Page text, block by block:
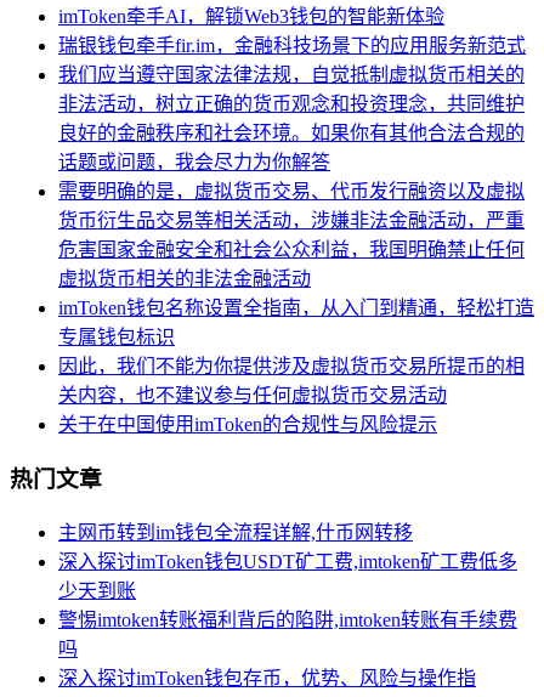
imToken牵手AI，解锁Web3钱包的智能新体验
瑞银钱包牵手fir.im，金融科技场景下的应用服务新范式
我们应当遵守国家法律法规，自觉抵制虚拟货币相关的
非法活动，树立正确的货币观念和投资理念，共同维护
良好的金融秩序和社会环境。如果你有其他合法合规的
话题或问题，我会尽力为你解答
需要明确的是，虚拟货币交易、代币发行融资以及虚拟
货币衍生品交易等相关活动，涉嫌非法金融活动，严重
危害国家金融安全和社会公众利益，我国明确禁止任何
虚拟货币相关的非法金融活动
imToken钱包名称设置全指南，从入门到精通，轻松打造
专属钱包标识
因此，我们不能为你提供涉及虚拟货币交易所提币的相
关内容，也不建议参与任何虚拟货币交易活动
关于在中国使用imToken的合规性与风险提示
热门文章
主网币转到im钱包全流程详解,什币网转移
深入探讨imToken钱包USDT矿工费,imtoken矿工费低多
少天到账
警惕imtoken转账福利背后的陷阱,imtoken转账有手续费
吗
深入探讨imToken钱包存币，优势、风险与操作指